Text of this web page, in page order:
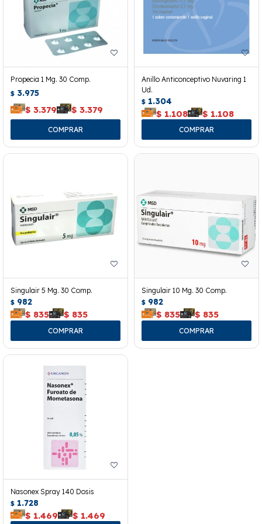
Propecia 1 Mg. 30 Comp.
$ 3.975
$ 3.379 $ 3.379
Anillo Anticonceptivo Nuvaring 1
Ud.
$ 1.304
$ 1.108 $ 1.108
Singulair 5 Mg. 30 Comp.
$ 982
$ 835 $ 835
Singulair 10 Mg. 30 Comp.
$ 982
$ 835 $ 835
Nasonex Spray 140 Dosis
$ 1.728
$ 1.469 $ 1.469